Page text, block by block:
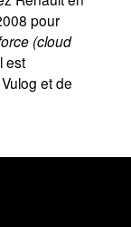
pour
(cloud
est
et de